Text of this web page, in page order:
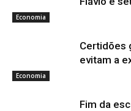
Economia
Economia
Certidões
evitam a
Fim da